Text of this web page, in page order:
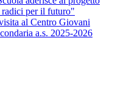
per il futuro"
al Centro Giovani
a.s. 2025-2026